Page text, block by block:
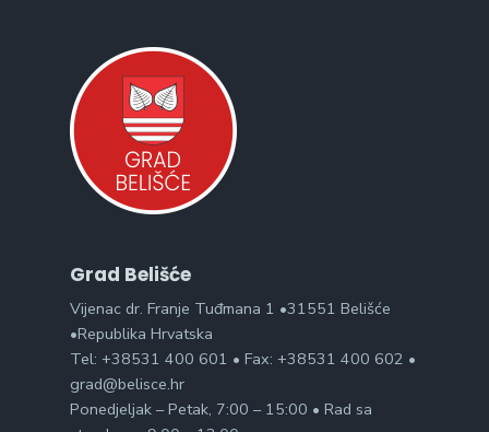
Grad Belišće
Vijenac dr. Franje Tuđmana 1 •31551 Belišće
•Republika Hrvatska
Tel: +38531 400 601 • Fax: +38531 400 602 •
grad@belisce.hr
Ponedjeljak – Petak, 7:00 – 15:00 • Rad sa